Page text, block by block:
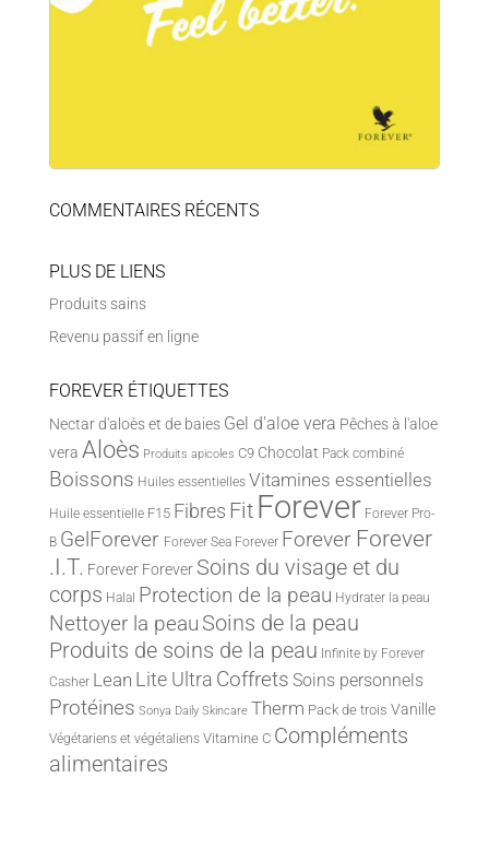
COMMENTAIRES RÉCENTS
PLUS DE LIENS
Produits sains
Revenu passif en ligne
FOREVER ÉTIQUETTES
Nectar d'aloès et de baies Gel d'aloe vera Pêches à l'aloe
vera Aloès Produits apicoles C9 Chocolat Pack combiné
Boissons Huiles essentielles Vitamines essentielles
Huile essentielle F15 Fibres Fit Forever Forever Pro-
B GelForever Forever Sea Forever Forever Forever
.I.T. Forever Forever Soins du visage et du
corps Halal Protection de la peau Hydrater la peau
Nettoyer la peau Soins de la peau
Produits de soins de la peau Infinite by Forever
Casher Lean Lite Ultra Coffrets Soins personnels
Protéines Sonya Daily Skincare Therm Pack de trois Vanille
Végétariens et végétaliens Vitamine C Compléments
alimentaires